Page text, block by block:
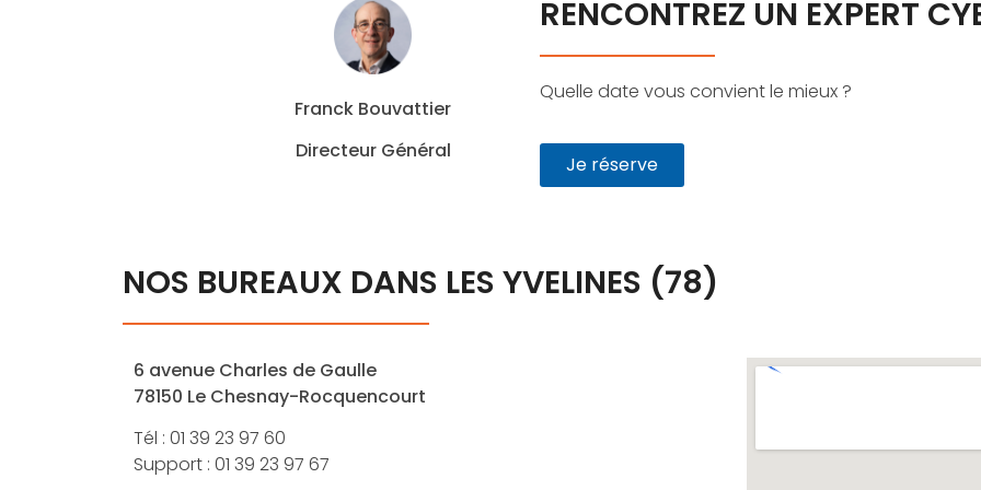
Franck Bouvattier
Directeur Général
RENCONTREZ UN EXPERT
Quelle date vous convient le mieux ?
Je réserve
NOS BUREAUX DANS LES YVELINES (78)
6 avenue Charles de Gaulle
78150 Le Chesnay-Rocquencourt
Tél : 01 39 23 97 60
Support : 01 39 23 97 67